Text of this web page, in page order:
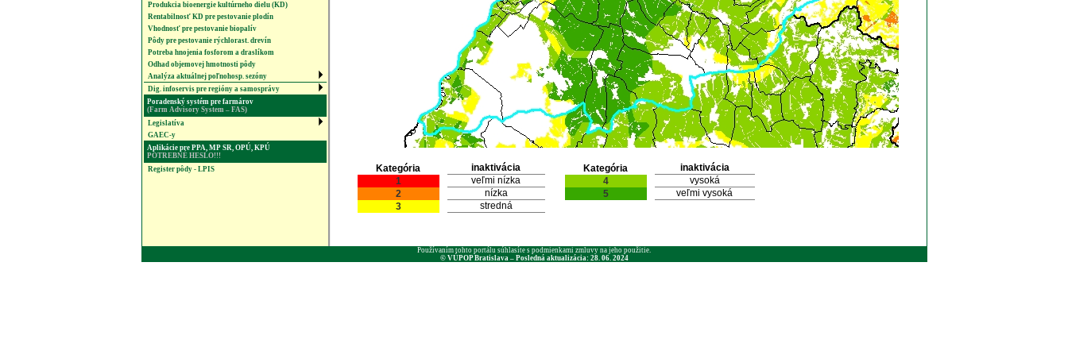
Produkcia bioenergie kultúrneho dielu (KD)
Rentabilnosť KD pre pestovanie plodín
Vhodnosť pre pestovanie biopalív
Pôdy pre pestovanie rýchlorast. drevín
Potreba hnojenia fosforom a draslíkom
Odhad objemovej hmotnosti pôdy
Analýza aktuálnej poľnohosp. sezóny
Dig. infoservis pre regióny a samosprávy
Poradenský systém pre farmárov
(Farm Advisory System – FAS)
Legislatíva
GAEC-y
Aplikácie pre PPA, MP SR, OPÚ, KPÚ
POTREBNÉ HESLO!!!
Register pôdy - LPIS
Kategória inaktivácia Kategória
inaktivácia
1
veľmi nízka 4
vysoká
2
nízka 5
veľmi vysoká
3
stredná
Používaním tohto portálu súhlasíte s podmienkami zmluvy na jeho použitie.
© VÚPOP Bratislava – Posledná aktualizácia: 28. 06. 2024